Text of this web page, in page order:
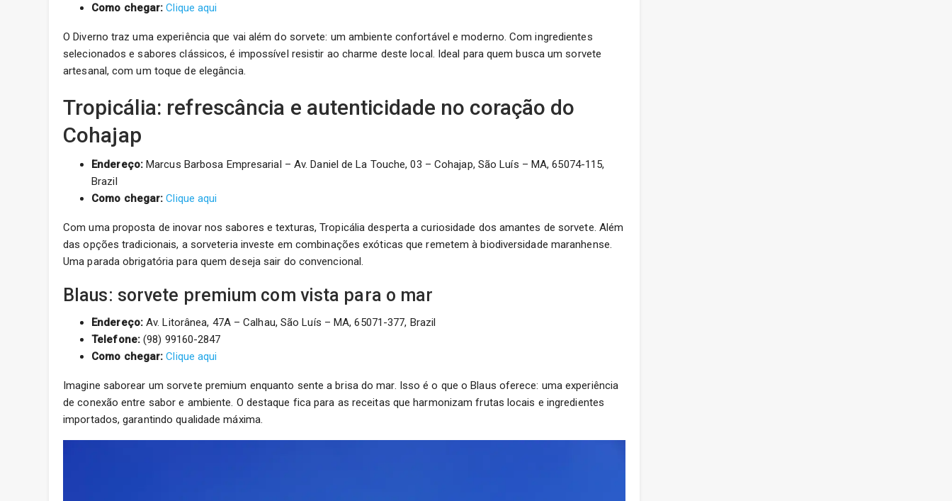
Como chegar: Clique aqui
O Diverno traz uma experiência que vai além do sorvete: um ambiente confortável e moderno. Com ingredientes
selecionados e sabores clássicos, é impossível resistir ao charme deste local. Ideal para quem busca um sorvete
artesanal, com um toque de elegância.
Tropicália: refrescância e autenticidade no coração do
Cohajap
Endereço:Marcus Barbosa Empresarial – Av. Daniel de La Touche, 03 – Cohajap, São Luís – MA, 65074-115,
Brazil
Como chegar: Clique aqui
Com uma proposta de inovar nos sabores e texturas, Tropicália desperta a curiosidade dos amantes de sorvete. Além
das opções tradicionais, a sorveteria investe em combinações exóticas que remetem à biodiversidade maranhense.
Uma parada obrigatória para quem deseja sair do convencional.
Blaus: sorvete premium com vista para o mar
Endereço:Av. Litorânea, 47A – Calhau, São Luís – MA, 65071-377, Brazil
Telefone:(98) 99160-2847
Como chegar: Clique aqui
Imagine saborear um sorvete premium enquanto sente a brisa do mar. Isso é o que o Blaus oferece: uma experiência
de conexão entre sabor e ambiente. O destaque fica para as receitas que harmonizam frutas locais e ingredientes
importados, garantindo qualidade máxima.